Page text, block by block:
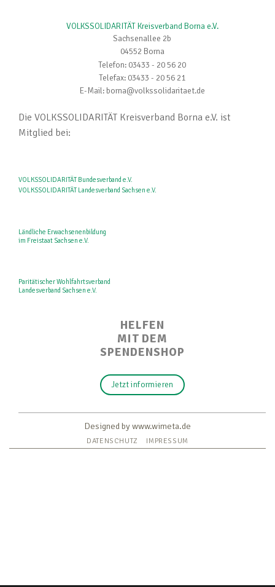
VOLKSSOLIDARITÄT Kreisverband Borna e.V.
Sachsenallee 2b
04552 Borna
Telefon: 03433 - 20 56 20
Telefax: 03433 - 20 56 21
E-Mail: borna@volkssolidaritaet.de
Die VOLKSSOLIDARITÄT Kreisverband Borna e.V. ist
Mitglied bei:
VOLKSSOLIDARITÄT Bundesverband e.V.
VOLKSSOLIDARITÄT Landesverband Sachsen e.V.
Ländliche Erwachsenenbildung
im Freistaat Sachsen e.V.
Paritätischer Wohlfahrtsverband
Landesverband Sachsen e.V.
HELFEN
MIT DEM
SPENDENSHOP
Jetzt informieren
Designed by www.wimeta.de
DATENSCHUTZ IMPRESSUM